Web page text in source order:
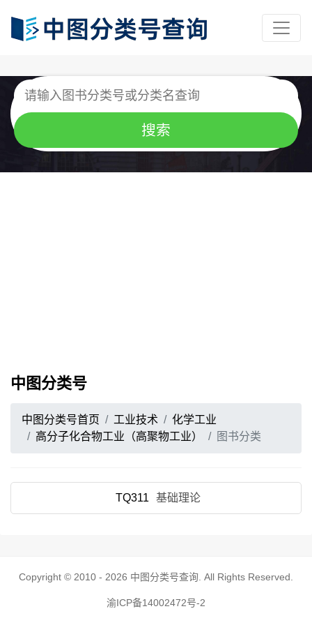
中图分类号
中图分类号首页 工业技术
化学工业
高分子化合物工业（高聚物工业）
图书分类
TQ311 基础理论
Copyright © 2010 - 2026 中图分类号查询 . All Rights Reserved.
渝ICP备14002472号-2